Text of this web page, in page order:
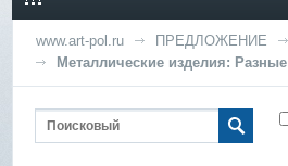
www.art-pol.ru ПРЕДЛОЖЕНИЕ
Металлические изделия: Разные